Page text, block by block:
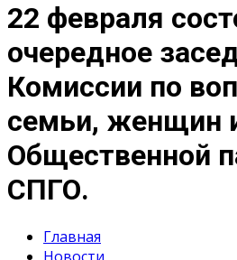
22 февраля
очередное
Комиссии по
семьи, женщин
Общественной
СПГО.
Главная